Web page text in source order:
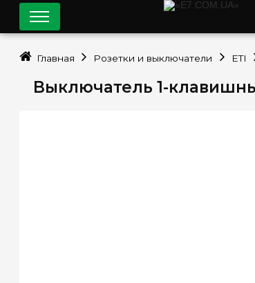
Выключатель 1-
Главная Розетки и выключатели ETI